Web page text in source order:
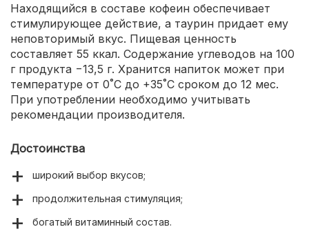
Находящийся в составе кофеин обеспечивает
стимулирующее действие, а таурин придает ему
неповторимый вкус. Пищевая ценность
составляет 55 ккал. Содержание углеводов на 100
г продукта −13,5 г. Хранится напиток может при
температуре от 0˚С до +35˚С сроком до 12 мес.
При употреблении необходимо учитывать
рекомендации производителя.
Достоинства
широкий выбор вкусов;
продолжительная стимуляция;
богатый витаминный состав.